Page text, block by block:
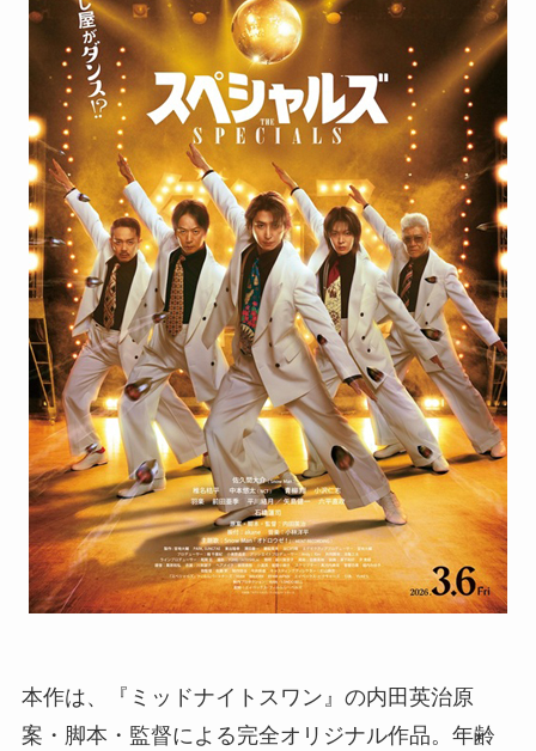
本作は、『ミッドナイトスワン』の内田英治原
案・脚本・監督による完全オリジナル作品。年齢